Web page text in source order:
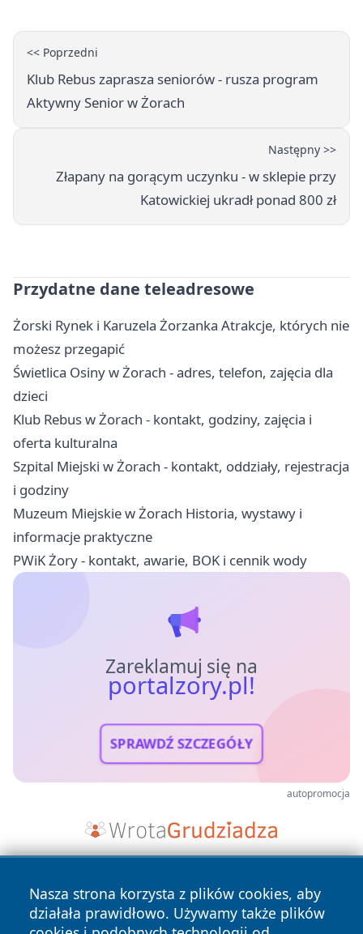
<< Poprzedni
Klub Rebus zaprasza seniorów - rusza program
Aktywny Senior w Żorach
Następny >>
Złapany na gorącym uczynku - w sklepie przy
Katowickiej ukradł ponad 800 zł
Przydatne dane teleadresowe
Żorski Rynek i Karuzela Żorzanka Atrakcje, których nie
możesz przegapić
Świetlica Osiny w Żorach - adres, telefon, zajęcia dla
dzieci
Klub Rebus w Żorach - kontakt, godziny, zajęcia i
oferta kulturalna
Szpital Miejski w Żorach - kontakt, oddziały, rejestracja
i godziny
Muzeum Miejskie w Żorach Historia, wystawy i
informacje praktyczne
PWiK Żory - kontakt, awarie, BOK i cennik wody
Zareklamuj się na
portalzory.pl!
SPRAWDŹ SZCZEGÓŁY
autopromocja
Nasza strona korzysta z plików cookies, aby
działała prawidłowo. Używamy także plików